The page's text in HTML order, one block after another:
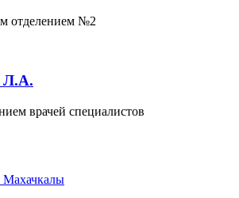
отделением №2
Л.А.
врачей специалистов